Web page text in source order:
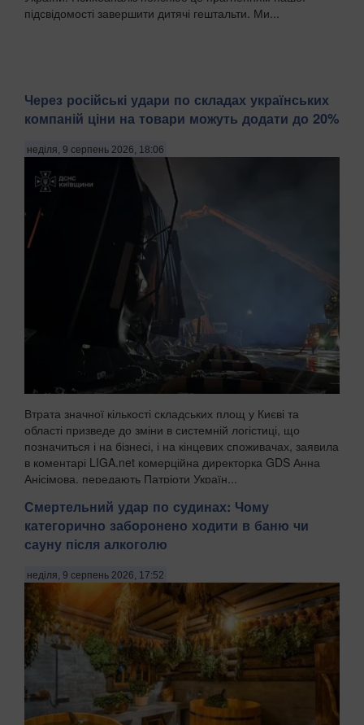
підсвідомості завершити дитячі гештальти. Ми...
Через російські удари по складах українських
компаній ціни на товари можуть додати до 20%
неділя, 9 серпень 2026, 18:06
Втрата значної кількості складських площ у Києві та
області призведе до зміни в системній логістиці, що
позначиться і на бізнесі, і на кінцевих споживачах, заявила
в коментарі LIGA.net комерційна директорка GDS Анна
Анісімова, передають Патріоти Україн...
Смертельний удар по судинах: Чому
категорично заборонено ходити в баню чи
сауну після алкоголю
неділя, 9 серпень 2026, 17:52